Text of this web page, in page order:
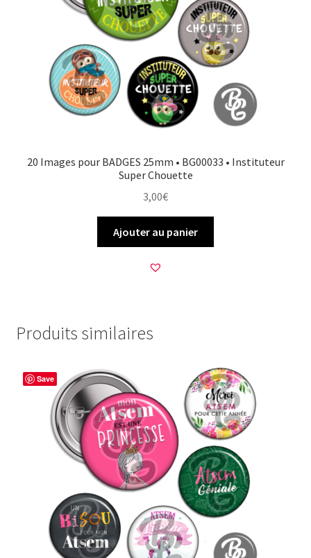
20 Images pour BADGES 25mm • BG00033 • Instituteur
Super Chouette
3,00€
Ajouter au panier
Produits similaires
Save